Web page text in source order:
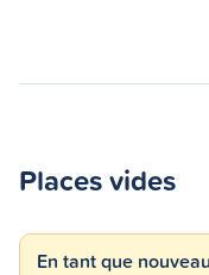
Places vides
En tant que